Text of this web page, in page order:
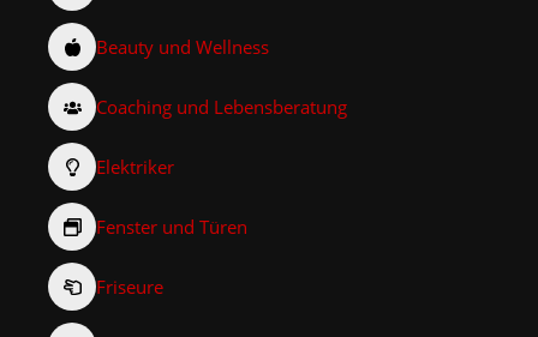
Beauty und Wellness
Coaching und Lebensberatung
Elektriker
Fenster und Türen
Friseure